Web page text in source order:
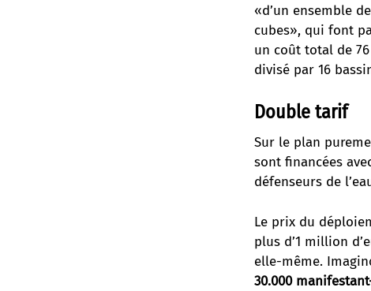
«d’un ensemble
cubes», qui font
un coût total de
divisé par 16
Double tarif
Sur le plan
sont financées
défenseurs de
Le prix du
plus d’1 million
elle-même.
30.000